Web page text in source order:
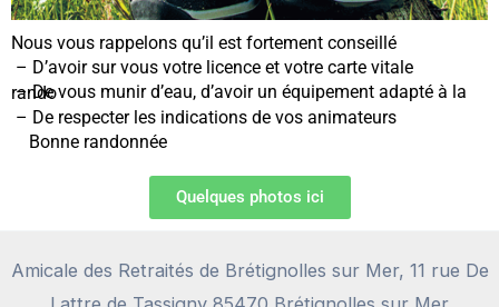
Nous vous rappelons qu’il est fortement conseillé
– D’avoir sur vous votre licence et votre carte vitale
– De vous munir d’eau, d’avoir un équipement adapté à la rando
– De respecter les indications de vos animateurs
Bonne randonnée
Quelques photos ici
Amicale des Retraités de Brétignolles sur Mer, 11 rue De